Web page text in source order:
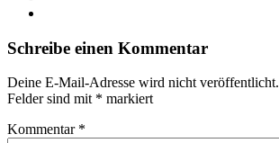
Schreibe einen Kommentar
Deine E-Mail-Adresse wird nicht veröffentlicht.
Felder sind mit * markiert
Kommentar *